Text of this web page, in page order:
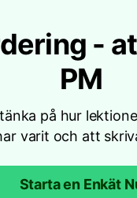
-
PM
på hur
varit och att
Starta en Enkät